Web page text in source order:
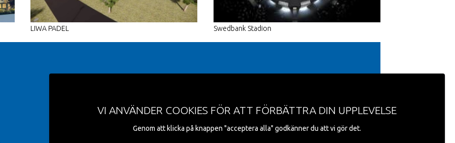
LIWA PADEL Swedbank Stadion
VI ANVÄNDER COOKIES FÖR ATT FÖRBÄTTRA DIN UPPLEVELSE
Genom att klicka på knappen "acceptera alla" godkänner du att vi gör det.